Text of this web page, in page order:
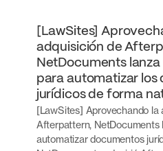
[LawSites]
adquisición de
NetDocuments
para automatizar los
jurídicos de forma
[LawSites] Aprovechando la
Afterpattern, NetDocuments
automatizar documentos